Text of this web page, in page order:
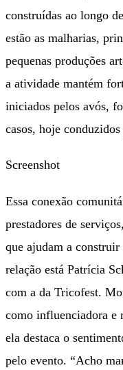
construídas ao longo
estão as malharias,
pequenas produções
a atividade mantém
iniciados pelos avós,
casos, hoje
Screenshot
Essa conexão
prestadores de
que ajudam a
relação está Patrícia
com a da Tricofest.
como influenciadora e
ela destaca o
pelo evento. “Acho